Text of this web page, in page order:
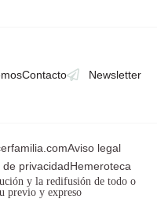
Contacto Newsletter
Aviso legal
de privacidadHemeroteca
y la redifusión de todo o
previo y expreso